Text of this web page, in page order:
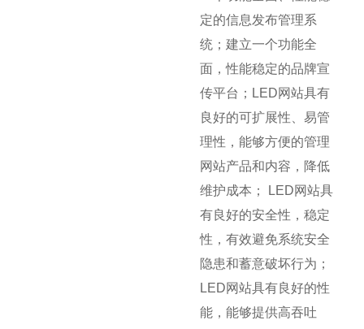
定的信息发布管理系
统；建立一个功能全
面，性能稳定的品牌宣
传平台；LED网站具有
良好的可扩展性、易管
理性，能够方便的管理
网站产品和内容，降低
维护成本； LED网站具
有良好的安全性，稳定
性，有效避免系统安全
隐患和蓄意破坏行为；
LED网站具有良好的性
能，能够提供高吞吐